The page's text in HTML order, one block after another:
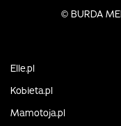
© BURDA
Elle.pl
Kobieta.pl
Mamotoja.pl